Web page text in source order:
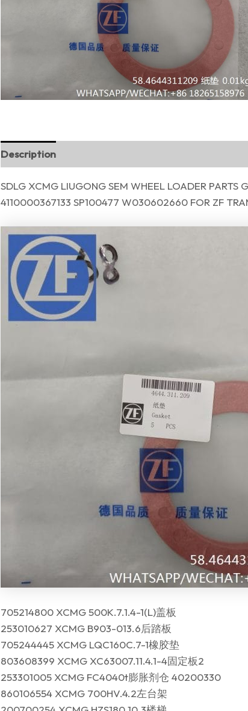
Description
SDLG XCMG LIUGONG SEM WHEEL LOADER
4110000367133 SP100477 W030602660 FOR ZF
705214800 XCMG 500K.7.1.4-1(L)盖板
253010627 XCMG B903-013.6后踏板
705244445 XCMG LQC160C.7-1橡胶垫
803608399 XCMG XC63007.11.4.1-4固定板2
253301005 XCMG FC4040t膨胀剂仓 40200330
860106554 XCMG 700HV.4.2左台架